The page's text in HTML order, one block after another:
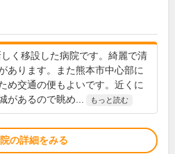
しく移設した病院です。綺麗で清
あります。また熊本市中心部に
め交通の便もよいです。近くに
があるので眺め...
もっと読む
の詳細をみる